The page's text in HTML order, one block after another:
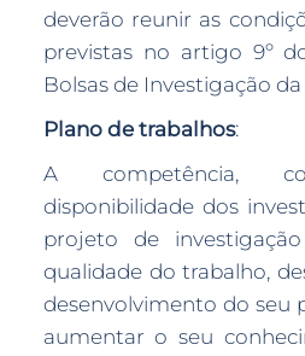
deverão reunir as
previstas no artigo 9º
Bolsas de Investigação da
Plano de trabalhos:
A competência,
disponibilidade dos
projeto de
qualidade do trabalho,
desenvolvimento do seu
aumentar o seu